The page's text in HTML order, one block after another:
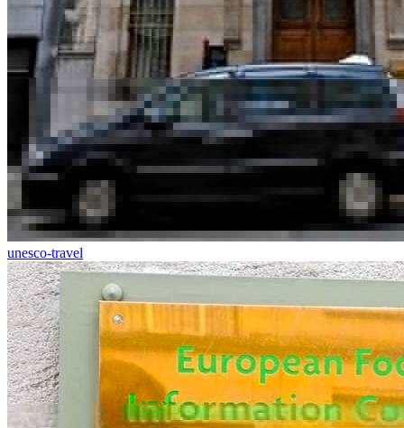
unesco-travel